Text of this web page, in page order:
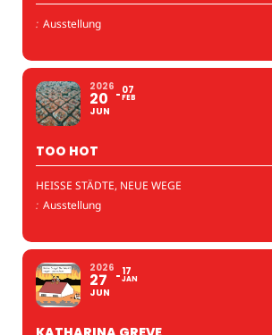
: Ausstellung
2026
20
JUN
07
FEB
TOO HOT
HEISSE STÄDTE, NEUE WEGE
: Ausstellung
2026
27
JUN
17
JAN